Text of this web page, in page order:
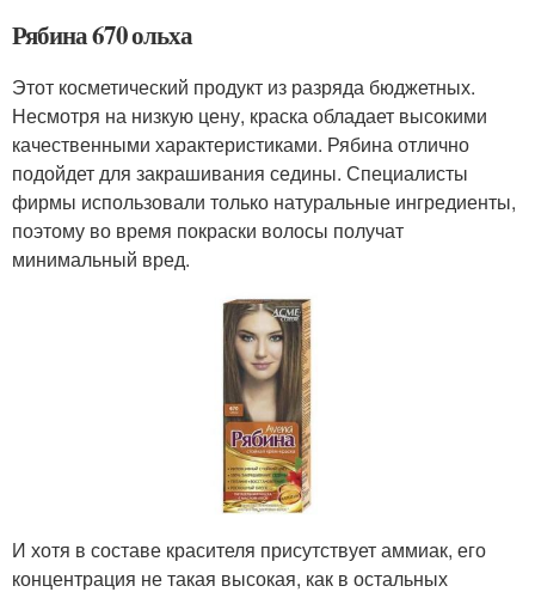
Рябина 670 ольха
Этот косметический продукт из разряда бюджетных.
Несмотря на низкую цену, краска обладает высокими
качественными характеристиками. Рябина отлично
подойдет для закрашивания седины. Специалисты
фирмы использовали только натуральные ингредиенты,
поэтому во время покраски волосы получат
минимальный вред.
И хотя в составе красителя присутствует аммиак, его
концентрация не такая высокая, как в остальных